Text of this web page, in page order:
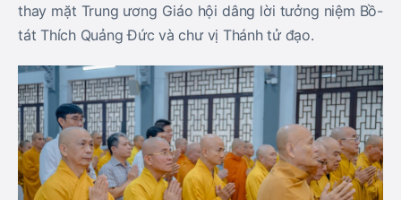
thay mặt Trung ương Giáo hội dâng lời tưởng niệm Bồ-
tát Thích Quảng Đức và chư vị Thánh tử đạo.